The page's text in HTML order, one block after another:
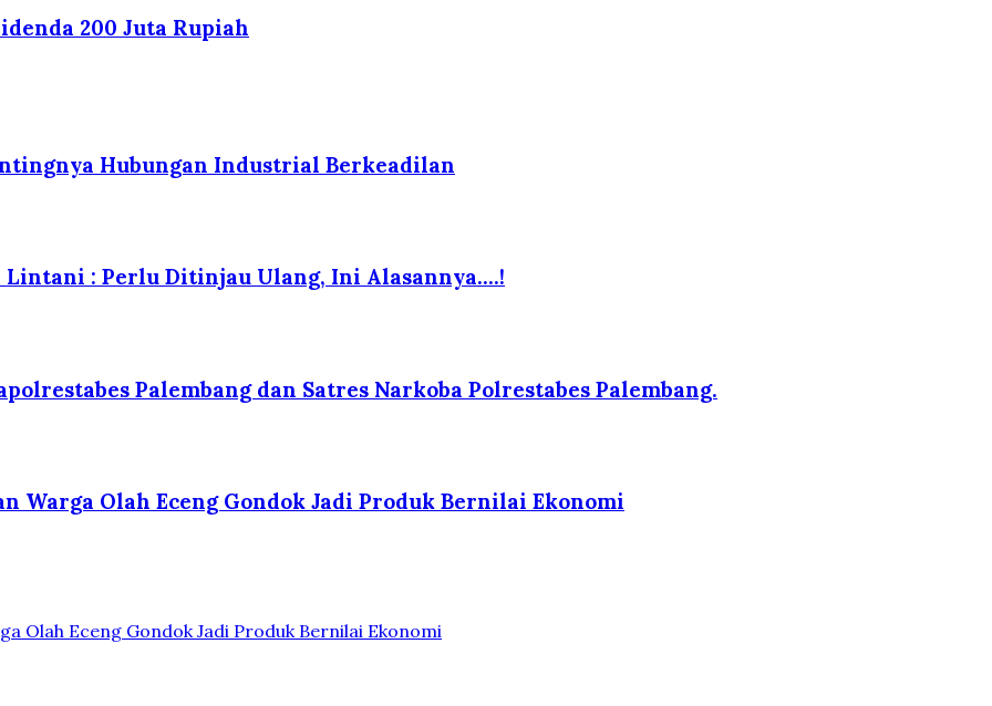
200 Juta Rupiah
Hubungan Industrial Berkeadilan
Lintani : Perlu Ditinjau Ulang, Ini Alasannya….!
Palembang dan Satres Narkoba Polrestabes Palembang.
Warga Olah Eceng Gondok Jadi Produk Bernilai Ekonomi
Olah Eceng Gondok Jadi Produk Bernilai Ekonomi